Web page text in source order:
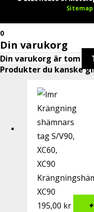
Sitemap
0
Din varukorg
Din varukorg är tom
Produkter du kanske
XC90
195,00 kr +